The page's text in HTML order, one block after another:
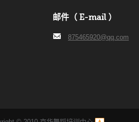
邮件（ E-mail ）
875465920@qq.com